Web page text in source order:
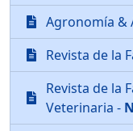
Agronomía &
Revista de la
Revista de la
Veterinaria -